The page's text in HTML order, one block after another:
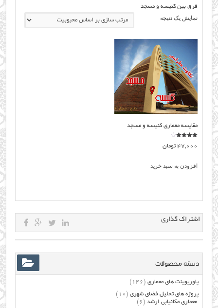
فرق بین کنیسه و مسجد
نمایش یک نتیجه
مقایسه معماری کنیسه و مسجد
4.00
47,000 تومان
افزودن به سبد خرید
اشتراک گذاری
دسته محصولات
پاورپوینت های معماری (146)
پروژه های تحلیل فضای شهری (10)
معماری مکانیابی ارشد (6)